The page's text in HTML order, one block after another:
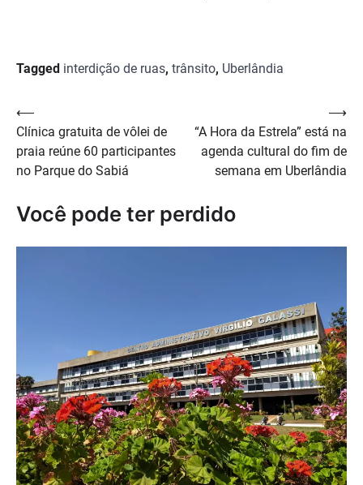
Tagged interdição de ruas, trânsito, Uberlândia
Navegação
de
Post
⟵
Clínica gratuita de vôlei de
praia reúne 60 participantes
no Parque do Sabiá
“A Hora da Estrela” está na
agenda cultural do fim de
semana em Uberlândia
⟶
Você pode ter perdido